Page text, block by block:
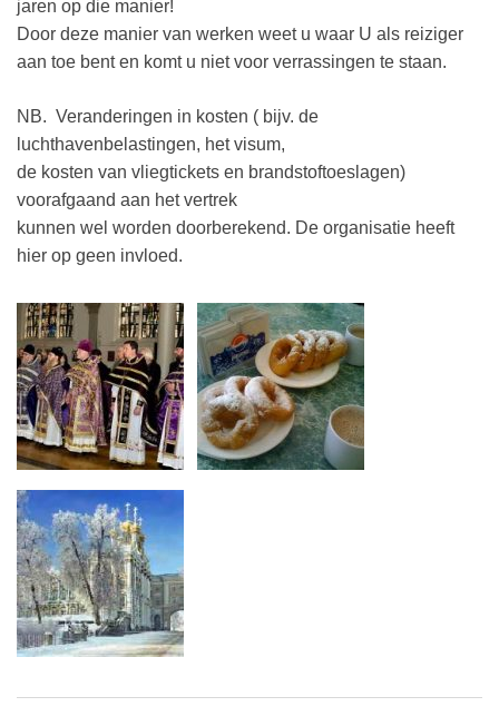
jaren op die manier!
Door deze manier van werken weet u waar U als reiziger
aan toe bent en komt u niet voor verrassingen te staan.
NB. Veranderingen in kosten ( bijv. de
luchthavenbelastingen, het visum,
de kosten van vliegtickets en brandstoftoeslagen)
voorafgaand aan het vertrek
kunnen wel worden doorberekend. De organisatie heeft
hier op geen invloed.